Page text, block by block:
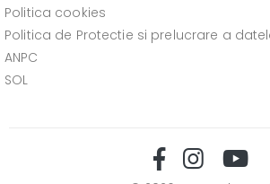
Politica cookies
Politica de Protectie si prelucrare a
ANPC
SOL